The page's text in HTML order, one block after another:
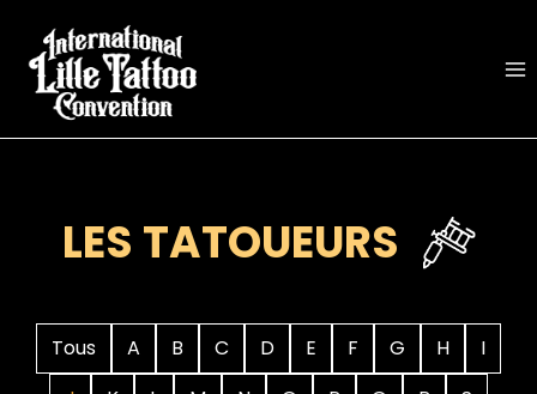
contenu
LES TATOUEURS
Tous A B C D E F G H
I